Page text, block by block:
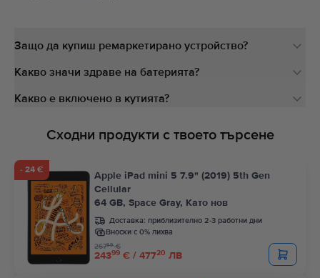
Защо да купиш ремаркетирано устройство?
Какво значи здраве на батерията?
Какво е включено в кутията?
Сходни продукти с твоето търсене
- 24 €
Apple iPad mini 5 7.9" (2019) 5th Gen
Cellular
64 GB, Space Gray, Като нов
Доставка: приблизително 2-3 работни дни
Вноски с 0% лихва
24399 € / 47720 ЛВ
26799€